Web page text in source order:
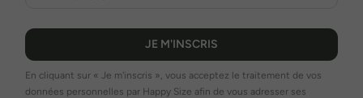
JE M'INSCRIS
En cliquant sur « Je m'inscris », vous acceptez le traitement de vos
données personnelles par Happy Size afin de vous adresser ses